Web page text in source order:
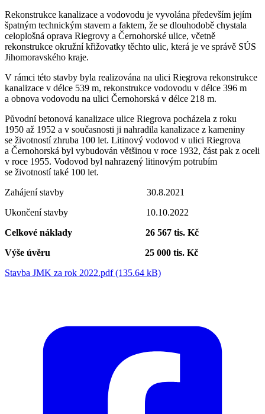
Rekonstrukce kanalizace a vodovodu je vyvolána především jejím
špatným technickým stavem a faktem, že se dlouhodobě chystala
celoplošná oprava Riegrovy a Černohorské ulice, včetně
rekonstrukce okružní křižovatky těchto ulic, která je ve správě SÚS
Jihomoravského kraje.
V rámci této stavby byla realizována na ulici Riegrova rekonstrukce
kanalizace v délce 539 m, rekonstrukce vodovodu v délce 396 m
a obnova vodovodu na ulici Černohorská v délce 218 m.
Původní betonová kanalizace ulice Riegrova pocházela z roku
1950 až 1952 a v současnosti ji nahradila kanalizace z kameniny
se životností zhruba 100 let. Litinový vodovod v ulici Riegrova
a Černohorská byl vybudován většinou v roce 1932, část pak z oceli
v roce 1955. Vodovod byl nahrazený litinovým potrubím
se životností také 100 let.
Zahájení stavby 30.8.2021
Ukončení stavby 10.10.2022
Celkové náklady 26 567 tis. Kč
Výše úvěru 25 000 tis. Kč
Stavba JMK za rok 2022.pdf (135.64 kB)